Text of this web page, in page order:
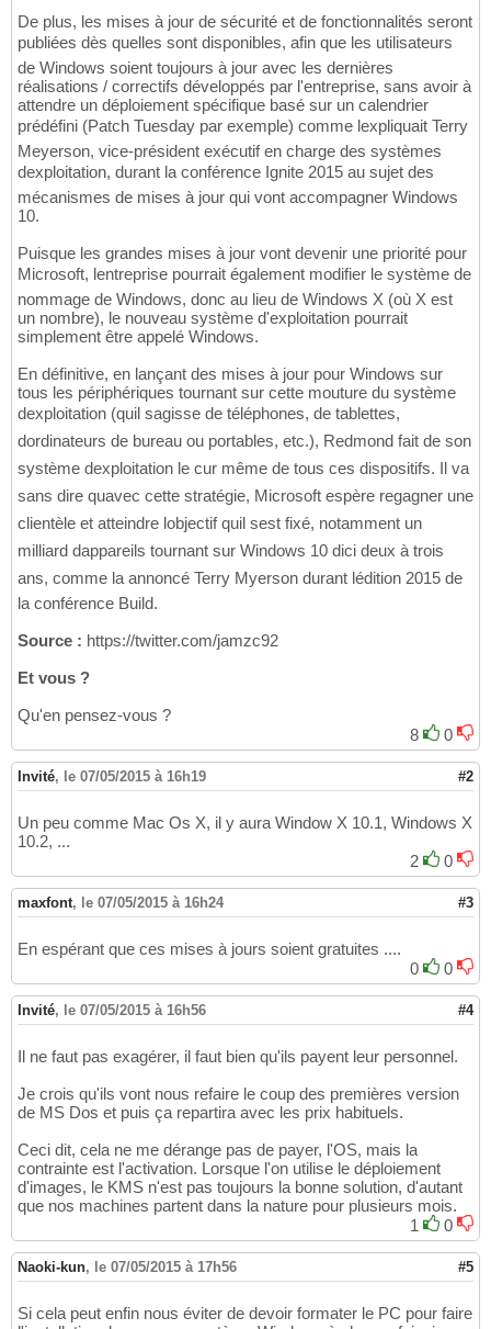
De plus, les mises à jour de sécurité et de fonctionnalités seront
publiées dès quelles sont disponibles, afin que les utilisateurs
de Windows soient toujours à jour avec les dernières
réalisations / correctifs développés par l'entreprise, sans avoir à
attendre un déploiement spécifique basé sur un calendrier
prédéfini (Patch Tuesday par exemple) comme lexpliquait Terry
Meyerson, vice-président exécutif en charge des systèmes
dexploitation, durant la conférence Ignite 2015 au sujet des
mécanismes de mises à jour qui vont accompagner Windows
10.
Puisque les grandes mises à jour vont devenir une priorité pour
Microsoft, lentreprise pourrait également modifier le système de
nommage de Windows, donc au lieu de Windows X (où X est
un nombre), le nouveau système d'exploitation pourrait
simplement être appelé Windows.
En définitive, en lançant des mises à jour pour Windows sur
tous les périphériques tournant sur cette mouture du système
dexploitation (quil sagisse de téléphones, de tablettes,
dordinateurs de bureau ou portables, etc.), Redmond fait de son
système dexploitation le cur même de tous ces dispositifs. Il va
sans dire quavec cette stratégie, Microsoft espère regagner une
clientèle et atteindre lobjectif quil sest fixé, notamment un
milliard dappareils tournant sur Windows 10 dici deux à trois
ans, comme la annoncé Terry Myerson durant lédition 2015 de
la conférence Build.
Source : https://twitter.com/jamzc92
Et vous ?
Qu'en pensez-vous ?
8
0
Invité, le 07/05/2015 à 16h19 #2
Un peu comme Mac Os X, il y aura Window X 10.1, Windows X
10.2, ...
2
0
maxfont, le 07/05/2015 à 16h24 #3
En espérant que ces mises à jours soient gratuites ....
0
0
Invité, le 07/05/2015 à 16h56 #4
Il ne faut pas exagérer, il faut bien qu'ils payent leur personnel.
Je crois qu'ils vont nous refaire le coup des premières version
de MS Dos et puis ça repartira avec les prix habituels.
Ceci dit, cela ne me dérange pas de payer, l'OS, mais la
contrainte est l'activation. Lorsque l'on utilise le déploiement
d'images, le KMS n'est pas toujours la bonne solution, d'autant
que nos machines partent dans la nature pour plusieurs mois.
1
0
Naoki-kun, le 07/05/2015 à 17h56 #5
Si cela peut enfin nous éviter de devoir formater le PC pour faire